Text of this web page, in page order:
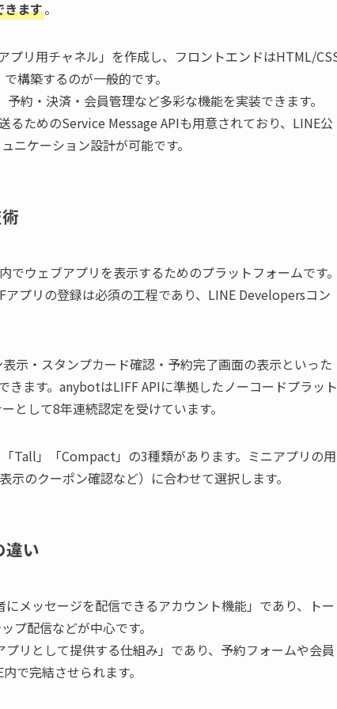
きます。
リ用チャネル」を作成し、フロントエンドはHTML/
構築するのが一般的です。
約・決済・会員管理など多彩な機能を実装できます。
ためのService Message APIも用意されており、LINE公
ニケーション設計が可能です。
ウェブアプリを表示するためのプラットフォームです
プリの登録は必須の工程であり、LINE Developersコン
示・スタンプカード確認・予約完了画面の表示といった
ます。anybotはLIFF APIに準拠したノーコードプラット
として8年連続認定を受けています。
Tall」「Compact」の3種類があります。ミニアプリの用
のクーポン確認など）に合わせて選択します。
違い
メッセージを配信できるアカウント機能」であり、トー
プ配信などが中心です。
リとして提供する仕組み」であり、予約フォームや会員
で完結させられます。